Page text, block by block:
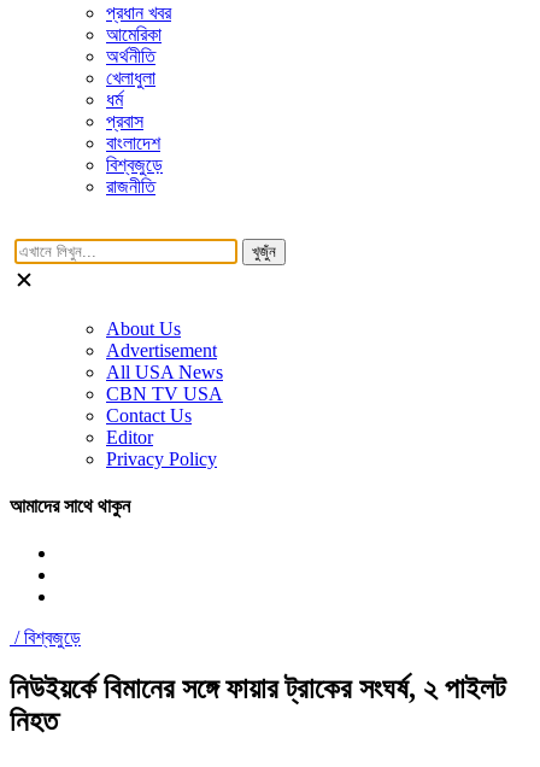
প্রধান খবর
আমেরিকা
অর্থনীতি
খেলাধুলা
ধর্ম
প্রবাস
বাংলাদেশ
বিশ্বজুড়ে
রাজনীতি
খুজুঁন
About Us
Advertisement
All USA News
CBN TV USA
Contact Us
Editor
Privacy Policy
আমাদের সাথে থাকুন
/বিশ্বজুড়ে
নিউইয়র্কে বিমানের সঙ্গে ফায়ার ট্রাকের সংঘর্ষ, ২ পাইলট
নিহত